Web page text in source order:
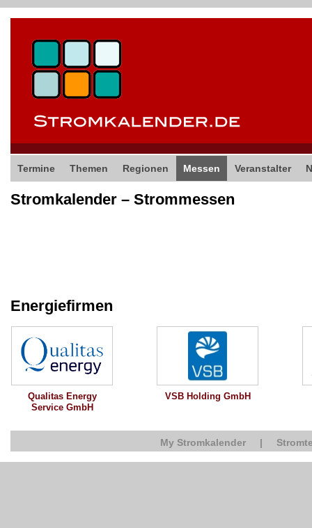
Termine Themen Regionen Messen Veranstalter
Stromkalender – Strommessen
Energiefirmen
Qualitas Energy
Service GmbH
VSB Holding GmbH
My Stromkalender |